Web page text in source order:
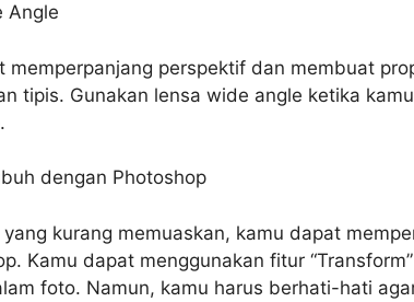
Angle
memperpanjang perspektif dan membuat
tipis. Gunakan lensa wide angle ketika
dengan Photoshop
kurang memuaskan, kamu dapat
Kamu dapat menggunakan fitur
foto. Namun, kamu harus berhati-hati